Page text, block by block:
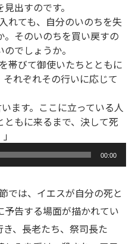
出すのです。
れても、自分のいのちを失
。そのいのちを買い戻すの
でしょうか。
帯びて御使いたちとともに
れぞれその行いに応じて
ます。ここに立っている人
ともに来るまで、決して死
00:00
では、イエスが自分の死と
告する場面が描かれてい
、長老たち、祭司長た